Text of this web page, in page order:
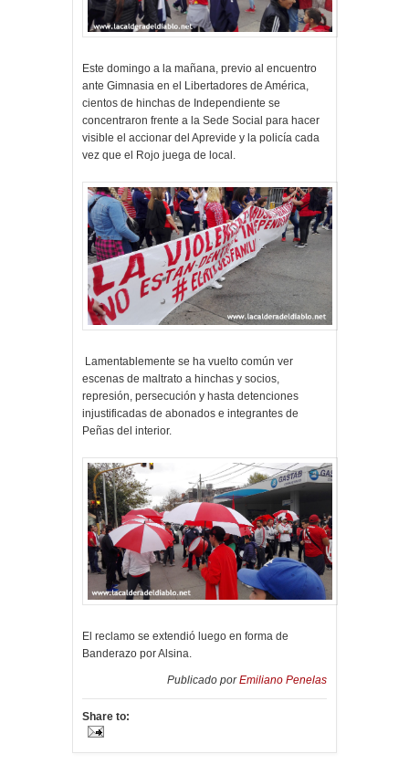
Este domingo a la mañana, previo al encuentro
ante Gimnasia en el Libertadores de América,
cientos de hinchas de Independiente se
concentraron frente a la Sede Social para hacer
visible el accionar del Aprevide y la policía cada
vez que el Rojo juega de local.
Lamentablemente se ha vuelto común ver
escenas de maltrato a hinchas y socios,
represión, persecución y hasta detenciones
injustificadas de abonados e integrantes de
Peñas del interior.
El reclamo se extendió luego en forma de
Banderazo por Alsina.
Publicado porEmiliano Penelas
Share to: